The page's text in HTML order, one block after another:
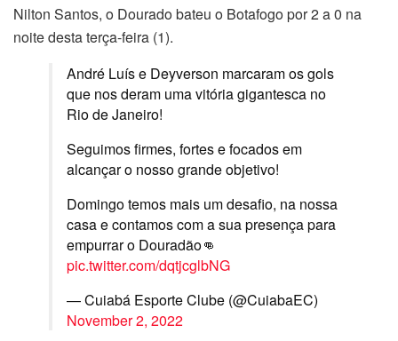
Nilton Santos, o Dourado bateu o Botafogo por 2 a 0 na
noite desta terça-feira (1).
André Luís e Deyverson marcaram os gols
que nos deram uma vitória gigantesca no
Rio de Janeiro!
Seguimos firmes, fortes e focados em
alcançar o nosso grande objetivo!
Domingo temos mais um desafio, na nossa
casa e contamos com a sua presença para
empurrar o Douradão👊
pic.twitter.com/dqtjcglbNG
— Cuiabá Esporte Clube (@CuiabaEC)
November 2, 2022